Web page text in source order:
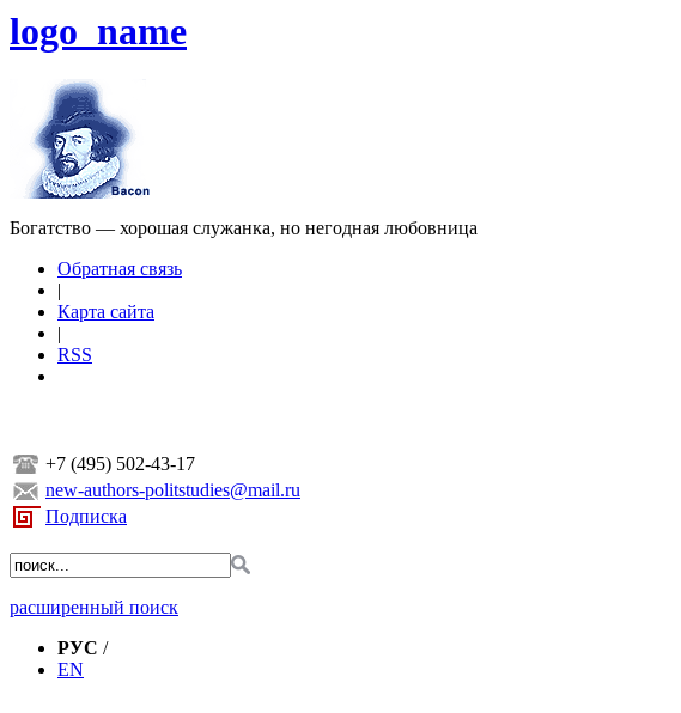
logo_name
Богатство — хорошая служанка, но негодная любовница
Обратная связь
|
Карта сайта
|
RSS
+7 (495) 502-43-17
new-authors-politstudies@mail.ru
Подписка
расширенный поиск
РУС /
EN